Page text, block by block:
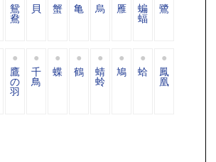
鴛
鴦
貝 蟹 亀 烏 雁 蝙
蝠
鷺
鷹
の
羽
千
鳥
蝶 鶴 蜻
蛉
鳩 蛤 鳳
凰